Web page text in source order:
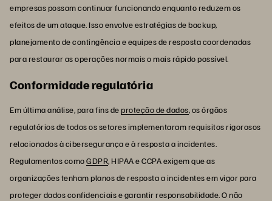
empresas possam continuar funcionando enquanto reduzem os
efeitos de um ataque. Isso envolve estratégias de backup,
planejamento de contingência e equipes de resposta coordenadas
para restaurar as operações normais o mais rápido possível.
Conformidade regulatória
Em última análise, para fins deproteção de dados, os órgãos
regulatórios de todos os setores implementaram requisitos rigorosos
relacionados à cibersegurança e à resposta a incidentes.
Regulamentos comoGDPR, HIPAA e CCPA exigem que as
organizações tenham planos de resposta a incidentes em vigor para
proteger dados confidenciais e garantir responsabilidade. O não